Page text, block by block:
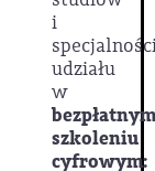
i
udziału
w
bezpłatnym
szkoleniu
cyfrowym: